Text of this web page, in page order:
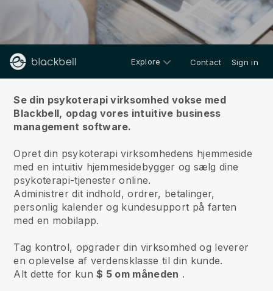
Explore Contact Sign in
Se din psykoterapi virksomhed vokse med
Blackbell, opdag vores intuitive business
management software.
Opret din psykoterapi virksomhedens hjemmeside
med en intuitiv hjemmesidebygger og sælg dine
psykoterapi-tjenester online.
Administrer dit indhold, ordrer, betalinger,
personlig kalender og kundesupport på farten
med en mobilapp.
Tag kontrol, opgrader din virksomhed og leverer
en oplevelse af verdensklasse til din kunde.
Alt dette for kun$ 5 om måneden .